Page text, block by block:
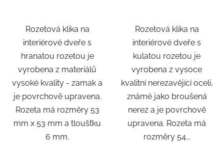
Rozetová klika na
interiérové ​​dveře s
hranatou rozetou je
vyrobena z materiálů
vysoké kvality - zamak a
je povrchově upravena.
Rozeta má rozměry 53
mm x 53 mm a tloušťku
6 mm.
Rozetová klika na
interiérové ​​dveře s
kulatou rozetou je
vyrobena z vysoce
kvalitní nerezavějící oceli,
známé jako broušená
nerez a je povrchově
upravena. Rozeta má
rozměry 54...